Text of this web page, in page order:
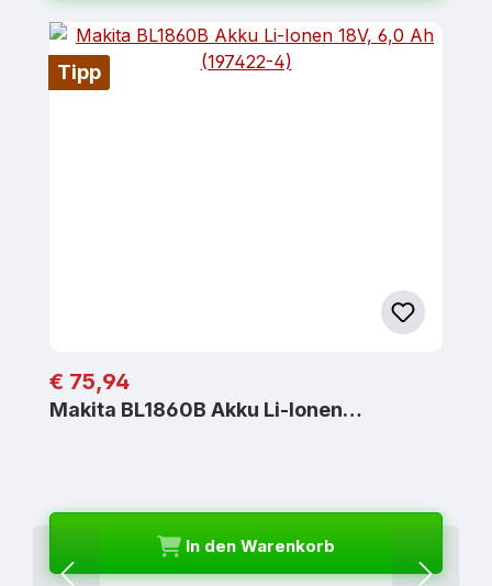
Tipp
Regulärer Preis:
€ 75,94
Makita BL1860B Akku Li-Ionen…
In den Warenkorb